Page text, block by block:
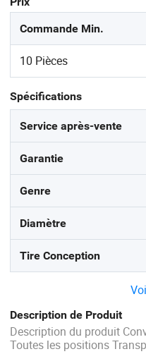
Commande Min.
10 Pièces
Spécifications
Service après-vente
Garantie
Genre
Diamètre
Tire Conception
Description de Produit
Description du produit
Toutes les positions